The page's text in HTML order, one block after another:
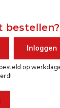
bestellen?
Inloggen
op